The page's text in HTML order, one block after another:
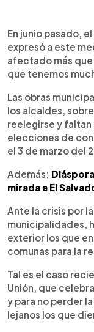
En junio pasado,
expresó a este
afectado más
que tenemos
Las obras
los alcaldes,
reelegirse y faltan
elecciones de
el 3 de marzo del
Además:
mirada a El
Ante la crisis por
municipalidades,
exterior los que
comunas para la
Tal es el caso
Unión, que
y para no perder
lejanos los que